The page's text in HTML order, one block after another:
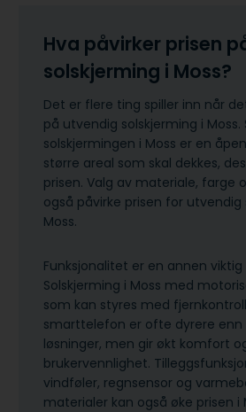
Hva påvirker prisen
solskjerming i Moss?
Det er flere ting spiller inn når
på utvendig solskjerming i Moss.
solskjermingen i Moss er en
større areal som skal dekkes,
prisen. Valg av materiale, farge
også påvirke prisen for utvendig
Moss.
Funksjonalitet er en annen
Solskjerming i Moss med
som kan styres med
smarttelefon er ofte dyrere enn
løsninger, men gir økt komfort
brukervennlighet.
vindføler, regnsensor og
materialer kan også øke prisen i